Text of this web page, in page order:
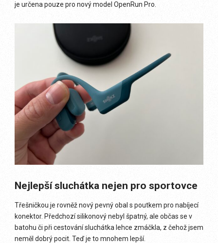
je určena pouze pro nový model OpenRun Pro.
Nejlepší sluchátka nejen pro sportovce
Třešničkou je rovněž nový pevný obal s poutkem pro nabíjecí
konektor. Předchozí silikonový nebyl špatný, ale občas se v
batohu či při cestování sluchátka lehce zmáčkla, z čehož jsem
neměl dobrý pocit. Teď je to mnohem lepší.